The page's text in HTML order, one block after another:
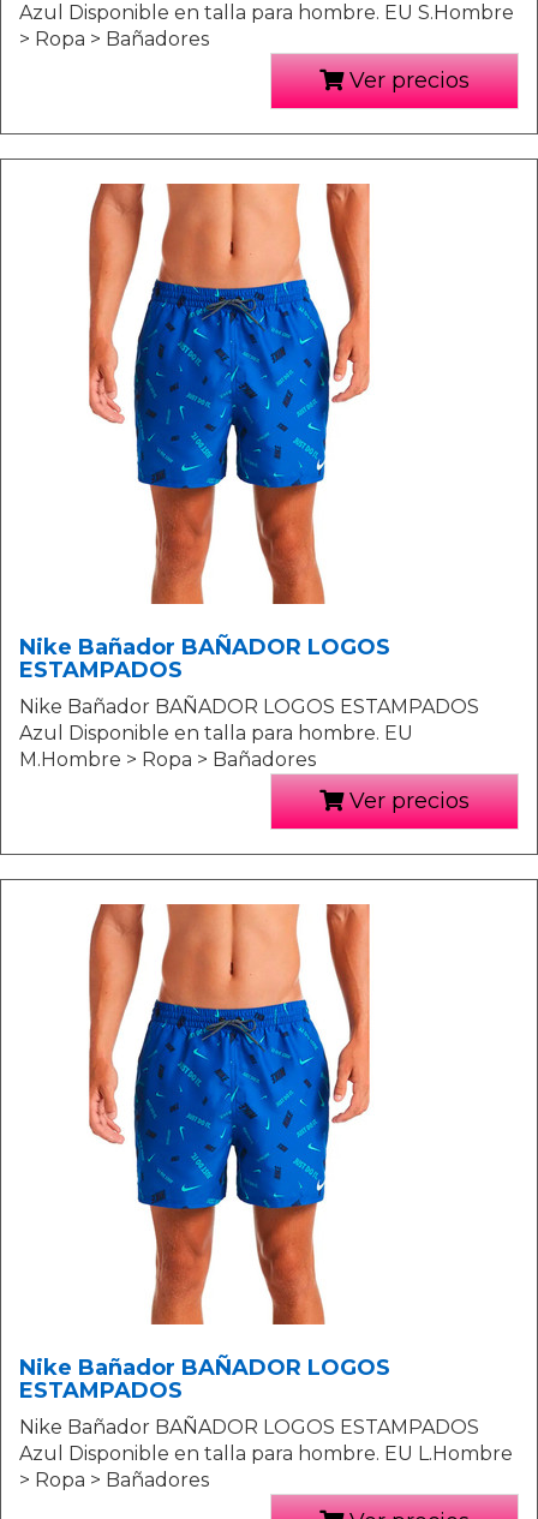
Azul Disponible en talla para hombre. EU S.Hombre
> Ropa > Bañadores
Ver precios
Nike Bañador BAÑADOR LOGOS
ESTAMPADOS
Nike Bañador BAÑADOR LOGOS ESTAMPADOS
Azul Disponible en talla para hombre. EU
M.Hombre > Ropa > Bañadores
Ver precios
Nike Bañador BAÑADOR LOGOS
ESTAMPADOS
Nike Bañador BAÑADOR LOGOS ESTAMPADOS
Azul Disponible en talla para hombre. EU L.Hombre
> Ropa > Bañadores